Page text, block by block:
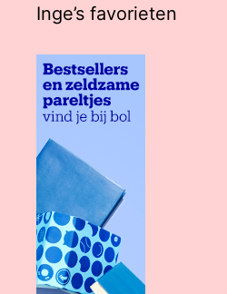
Inge’s favorieten